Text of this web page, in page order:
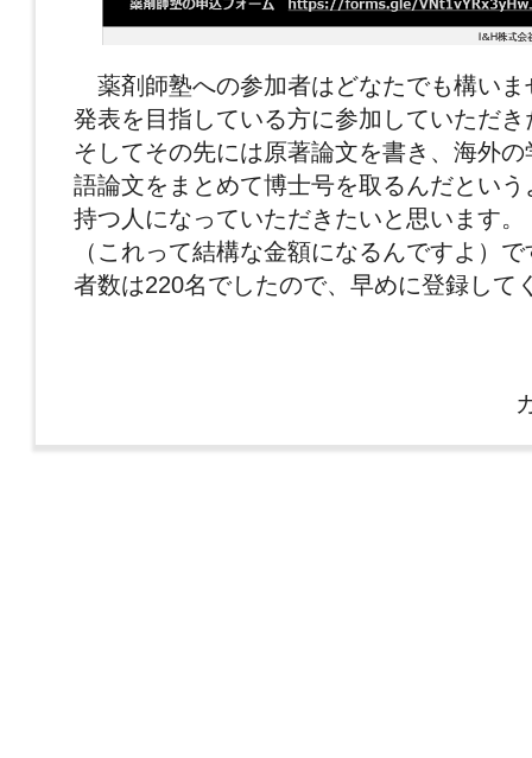
薬剤師塾への参加者はどなたでも構いま
発表を目指している方に参加していただ
そしてその先には原著論文を書き、海外
語論文をまとめて博士号を取るんだとい
持つ人になっていただきたいと思います
（これって結構な金額になるんですよ）
者数は220名でしたので、早めに登録して